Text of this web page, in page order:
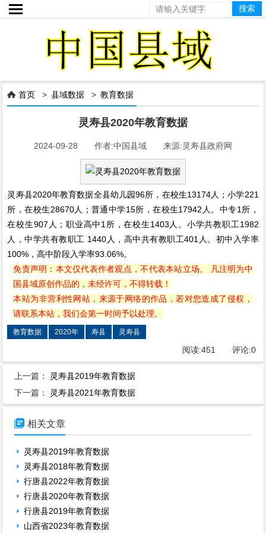

 首页 >县域数据 >教育数据
灵寿县2020年教育数据
2024-09-28 作者:中国县域 来源:灵寿县政府网
灵寿县2020年教育数据全县幼儿园96所，在校生13174人；小学221
所，在校生28670人；普通中学15所，在校生17942人。中专1所，
在校生907人；职业高中1所，在校生1403人。小学共教职工1982
人，中学共有教职工 1440人，高中共有教职工401人。初中入学率
100%，高中阶段入学率93.06%。
免责声明：本文仅代表作者观点，不代表本站立场。 凡注明为中
国县域原创作品的，未经许可，不得转载！
本站为非营利性网站，来源于网络的作品，若对您造成了侵权，
请联系本站，我们会第一时间予以处理。
教育数据 2020年 寿县 灵寿县
阅读:451 评论:0
上一篇： 灵寿县2019年教育数据
下一篇： 灵寿县2021年教育数据
 相关文章
灵寿县2019年教育数据
灵寿县2018年教育数据
行唐县2022年教育数据
行唐县2020年教育数据
行唐县2019年教育数据
山西省2023年教育数据